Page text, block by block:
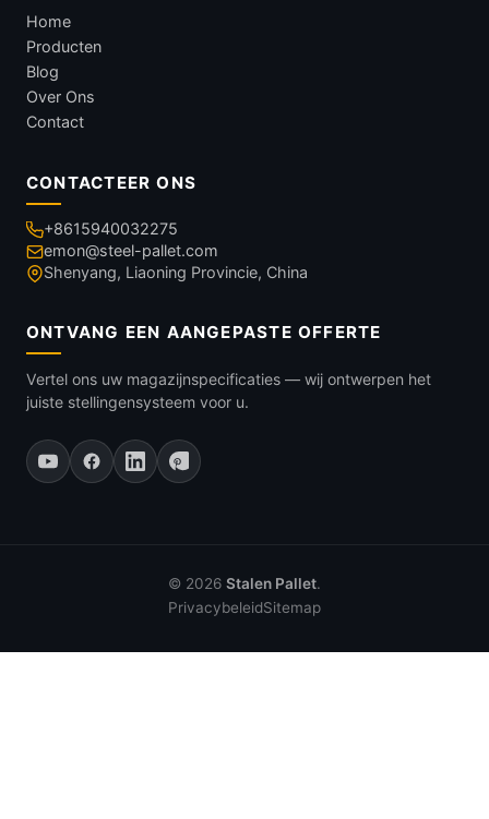
Home
Producten
Blog
Over Ons
Contact
CONTACTEER ONS
+8615940032275
emon@steel-pallet.com
Shenyang, Liaoning Provincie, China
ONTVANG EEN AANGEPASTE OFFERTE
Vertel ons uw magazijnspecificaties — wij ontwerpen het
juiste stellingensysteem voor u.
© 2026 Stalen Pallet.
PrivacybeleidSitemap